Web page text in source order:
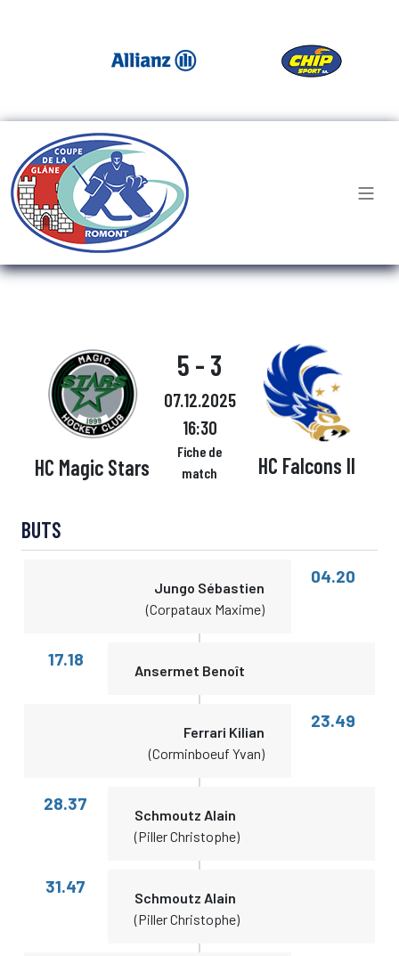
HC Magic Stars
5 - 3
07.12.2025
16:30
Fiche de
match
HC Falcons II
BUTS
Jungo Sébastien
(Corpataux Maxime)
04.20
17.18
Ansermet Benoît
Ferrari Kilian
(Corminboeuf Yvan)
23.49
28.37
Schmoutz Alain
(Piller Christophe)
31.47
Schmoutz Alain
(Piller Christophe)